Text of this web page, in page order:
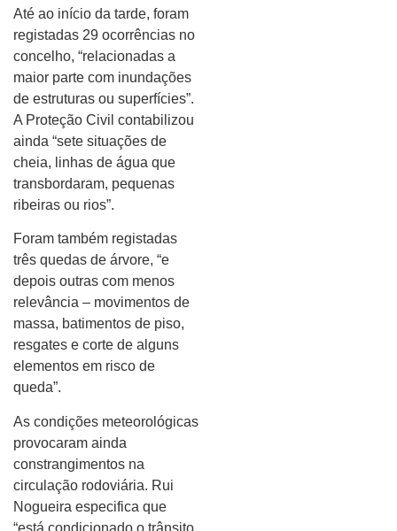
Até ao início da tarde, foram
registadas 29 ocorrências no
concelho, “relacionadas a
maior parte com inundações
de estruturas ou superfícies”.
A Proteção Civil contabilizou
ainda “sete situações de
cheia, linhas de água que
transbordaram, pequenas
ribeiras ou rios”.
Foram também registadas
três quedas de árvore, “e
depois outras com menos
relevância – movimentos de
massa, batimentos de piso,
resgates e corte de alguns
elementos em risco de
queda”.
As condições meteorológicas
provocaram ainda
constrangimentos na
circulação rodoviária. Rui
Nogueira especifica que
“está condicionado o trânsito